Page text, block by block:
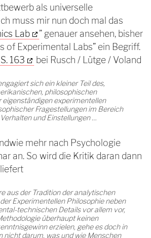
als universelle
muss mir nun doch mal das
Lab
” genauer ansehen, bisher
of Experimental Labs” ein Begriff.
163
bei Rusch / Lütge / Voland
sich ein kleiner Teil des,
philosophischen
eigenständigen experimentellen
Fragestellungen im Bereich
und Einstellungen …
mehr nach Psychologie
an. So wird die Kritik daran dann
aus der Tradition der analytischen
Experimentellen Philosophie neben
technischen Details vor allem vor,
überhaupt keinen
erzielen, gehe es doch in
nicht darum, was und wie Menschen